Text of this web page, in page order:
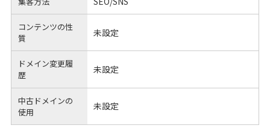
コンテンツの性
質
未設定
ドメイン変更履
歴
未設定
中古ドメインの
使用
未設定